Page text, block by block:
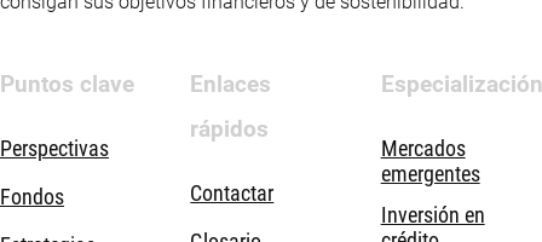
Puntos clave
Perspectivas
Fondos
Enlaces
rápidos
Contactar
Especialización
Mercados
emergentes
Inversión en